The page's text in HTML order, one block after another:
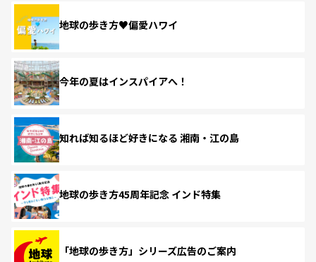
地球の歩き方♥偏愛ハワイ
今年の夏はインスパイアへ！
知れば知るほど好きになる 湘南・江の島
地球の歩き方45周年記念 インド特集
「地球の歩き方」シリーズ広告のご案内